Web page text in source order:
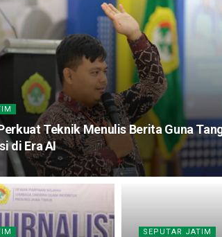
Teknik Menulis Berita Guna
di Era AI
SEPUTAR JATIM